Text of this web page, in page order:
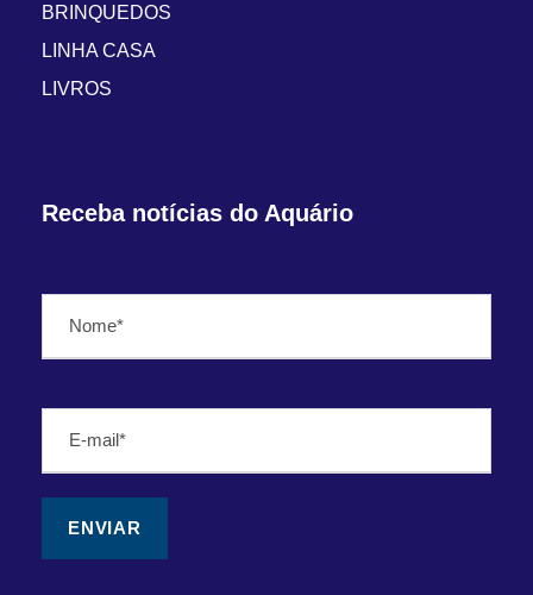
BRINQUEDOS
LINHA CASA
LIVROS
Receba notícias do Aquário